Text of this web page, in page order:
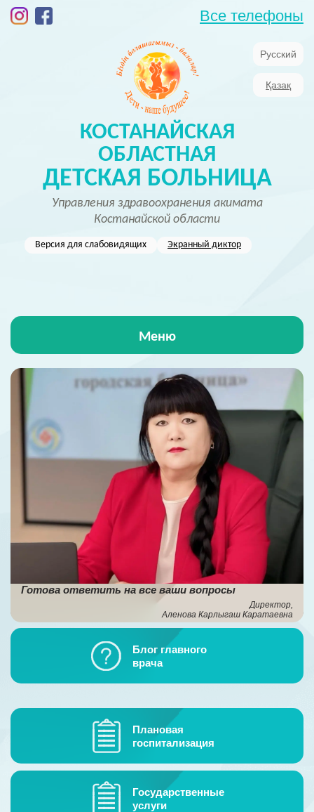
КОСТАНАЙСКАЯ
ОБЛАСТНАЯ
ДЕТСКАЯ БОЛЬНИЦА
Управления здравоохранения акимата
Костанайской области
Версия для слабовидящих Экранный диктор
Русский
Қазақ
Все телефоны
Меню
Главная
О больнице
Жизнь больницы
Пациентам
ОСМС
Антикорупционная деятельность
НПА
Гостевая книга
Готова ответить на все ваши вопросы
Директор,
Аленова Карлыгаш Каратаевна
Блог главного
врача
Плановая
госпитализация
Государственные
услуги